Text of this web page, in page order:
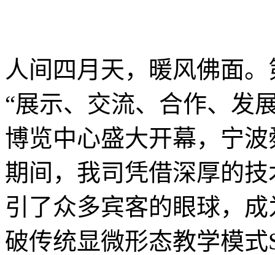
人间四月天，暖风佛面
“展示、交流、合作、发
博览中心盛大开幕，宁
期间，我司凭借深厚的
引了众多宾客的眼球，
破传统显微形态教学模式